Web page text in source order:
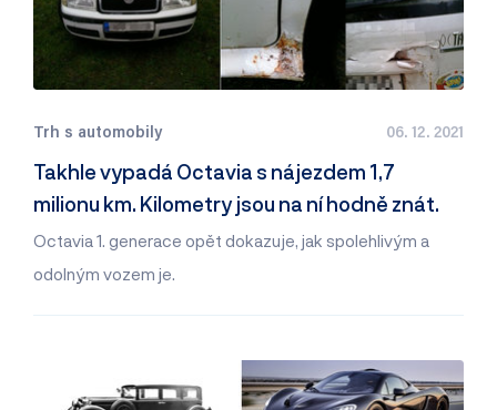
Trh s automobily 06. 12. 2021
Takhle vypadá Octavia s nájezdem 1,7
milionu km. Kilometry jsou na ní hodně znát.
Octavia 1. generace opět dokazuje, jak spolehlivým a
odolným vozem je.